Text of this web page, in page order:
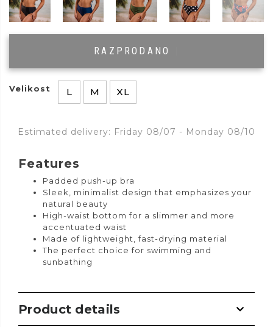
RAZPRODANO
Velikost L M XL
Estimated delivery: Friday 08/07 - Monday 08/10
Features
Padded push-up bra
Sleek, minimalist design that emphasizes your
natural beauty
High-waist bottom for a slimmer and more
accentuated waist
Made of lightweight, fast-drying material
The perfect choice for swimming and
sunbathing
Product details